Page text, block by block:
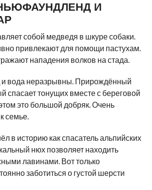
И
собой медведя в шкуре собаки.
привлекают для помощи пастухам.
нападения волков на стада.
вода неразрывны. Прирождённый
спасает тонущих вместе с береговой
это большой добряк. Очень
семье.
в историю как спасатель альпийских
нюх позволяет находить
лавинами. Вот только
заботиться о густой шерсти